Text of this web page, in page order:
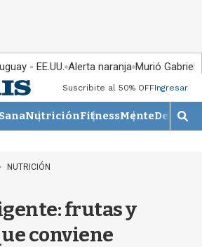
- EE.UU. Alerta naranja Murió Gabriel
Suscribite al 50% OFFIngresar
NutriciónFitnessMente
M
o
NUTRICIÓN
frutas y
conviene